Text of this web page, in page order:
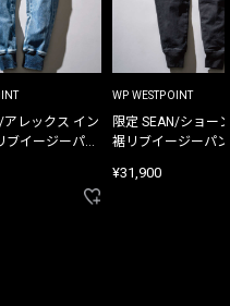
アレックス イン
ブイージーパン
WP WESTPOINT
限定 SEAN/ショー
裾リブイージーパ
¥31,900